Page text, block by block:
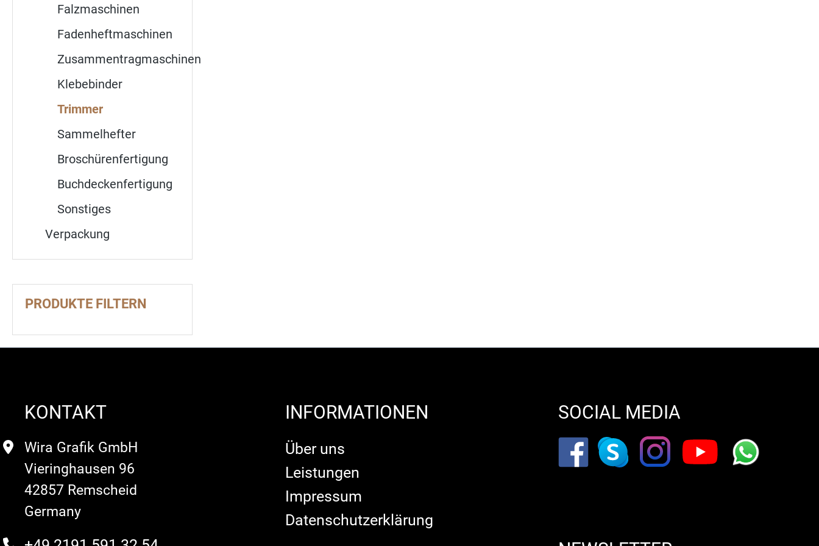
Falzmaschinen
Fadenheftmaschinen
Zusammentragmaschinen
Klebebinder
Trimmer
Sammelhefter
Broschürenfertigung
Buchdeckenfertigung
Sonstiges
Verpackung
PRODUKTE FILTERN
KONTAKT
Wira Grafik GmbH
Vieringhausen 96
42857 Remscheid
Germany
INFORMATIONEN
Über uns
Leistungen
Impressum
Datenschutzerklärung
SOCIAL MEDIA